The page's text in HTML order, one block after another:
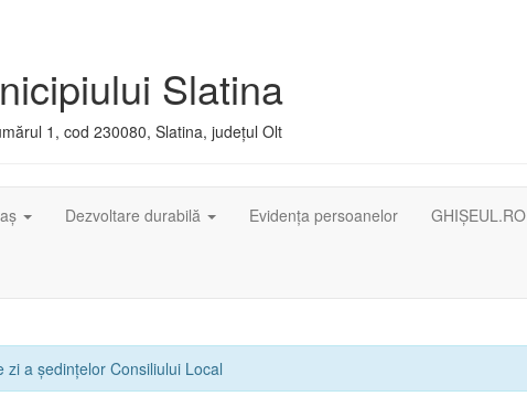
Slatina
1, cod 230080, Slatina, județul Olt
Dezvoltare durabilă Evidența persoanelor GHIȘEUL.RO
zi a ședințelor Consiliului Local